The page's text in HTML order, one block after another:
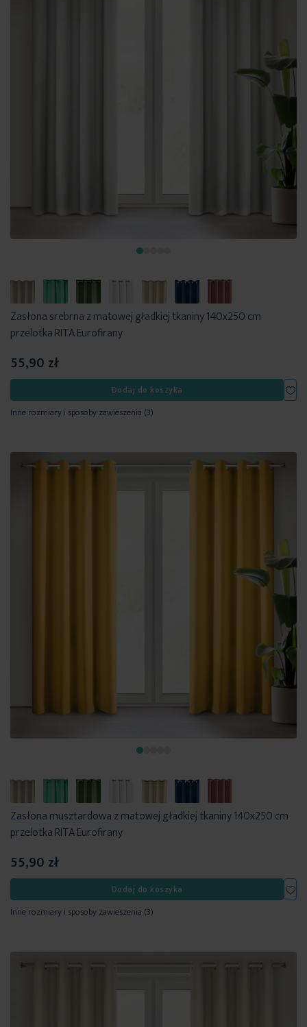
Zasłona srebrna z matowej gładkiej tkaniny 140x250 cm
przelotka RITA Eurofirany
55,90 zł
Dodaj do koszyka
Inne rozmiary i sposoby zawieszenia (3)
Zasłona musztardowa z matowej gładkiej tkaniny 140x250 cm
przelotka RITA Eurofirany
55,90 zł
Dodaj do koszyka
Inne rozmiary i sposoby zawieszenia (3)